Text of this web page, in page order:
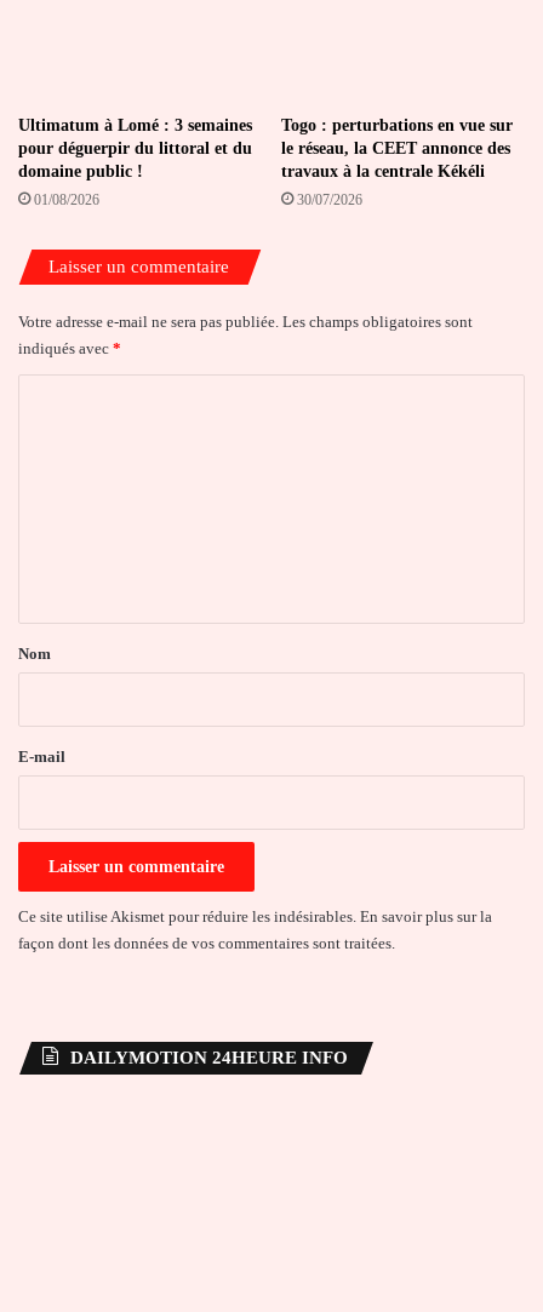
Ultimatum à Lomé : 3 semaines
pour déguerpir du littoral et du
domaine public !
01/08/2026
Togo : perturbations en vue sur
le réseau, la CEET annonce des
travaux à la centrale Kékéli
30/07/2026
Laisser un commentaire
Votre adresse e-mail ne sera pas publiée. Les champs obligatoires sont
indiqués avec *
a
e
Nom
E-mail
Ce site utilise Akismet pour réduire les indésirables. En savoir plus sur la
façon dont les données de vos commentaires sont traitées.
DAILYMOTION 24HEURE INFO